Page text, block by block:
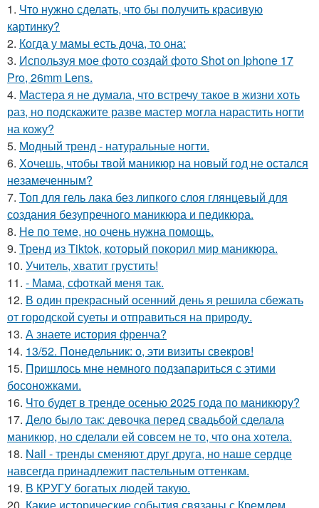
1. Что нужно сделать, что бы получить красивую
картинку?
2. Когда у мамы есть доча, то она:
3. Используя мое фото создай фото Shot on Iphone 17
Pro, 26mm Lens.
4. Мастера я не думала, что встречу такое в жизни хоть
раз, но подскажите разве мастер могла нарастить ногти
на кожу?
5. Модный тренд - натуральные ногти.
6. Хочешь, чтобы твой маникюр на новый год не остался
незамеченным?
7. Топ для гель лака без липкого слоя глянцевый для
создания безупречного маникюра и педикюра.
8. Не по теме, но очень нужна помощь.
9. Тренд из Tiktok, который покорил мир маникюра.
10. Учитель, хватит грустить!
11. - Мама, сфоткай меня так.
12. В один прекрасный осенний день я решила сбежать
от городской суеты и отправиться на природу.
13. А знаете история френча?
14. 13/52. Понедельник: о, эти визиты свекров!
15. Пришлось мне немного подзапариться с этими
босоножками.
16. Что будет в тренде осенью 2025 года по маникюру?
17. Дело было так: девочка перед свадьбой сделала
маникюр, но сделали ей совсем не то, что она хотела.
18. Nail - тренды сменяют друг друга, но наше сердце
навсегда принадлежит пастельным оттенкам.
19. В КРУГУ богатых людей такую.